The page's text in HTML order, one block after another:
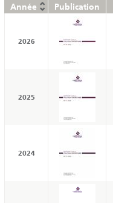
Année Publication
2026
2025
2024